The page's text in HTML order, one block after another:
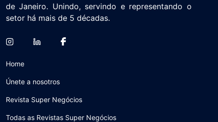
de Janeiro. Unindo, servindo e representando o
setor há mais de 5 décadas.
Home
Únete a nosotros
Revista Super Negócios
Todas as Revistas Super Negócios